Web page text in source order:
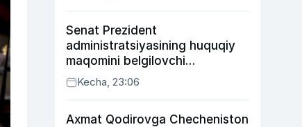
Senat Prezident
administratsiyasining huquqiy
maqomini belgilovchi
konstitutsiyaviy qonunni
ma’qulladi
Kecha, 23:06
Axmat Qodirovga Checheniston